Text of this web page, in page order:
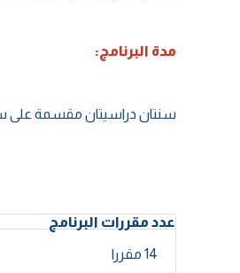
مدة البرنامج:
سنتان دراسيتان مقسمة على
عدد مقررات البرنامج
14 مقررا